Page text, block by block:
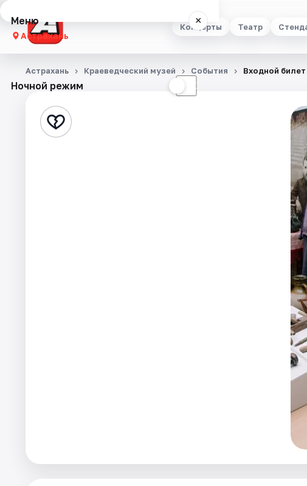
Концерты Театр
Меню ×
Астрахань
Концерты
Стендап
Ночной режим ☾
Астрахань Краеведческий музей События Входной